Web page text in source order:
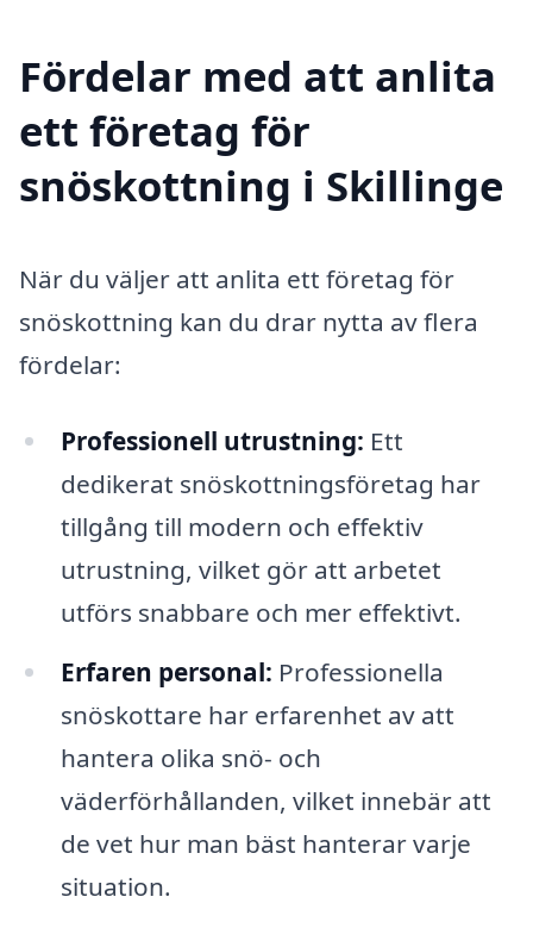
Fördelar med att anlita
ett företag för
snöskottning i Skillinge
När du väljer att anlita ett företag för
snöskottning kan du drar nytta av flera
fördelar:
Professionell utrustning: Ett
dedikerat snöskottningsföretag har
tillgång till modern och effektiv
utrustning, vilket gör att arbetet
utförs snabbare och mer effektivt.
Erfaren personal: Professionella
snöskottare har erfarenhet av att
hantera olika snö- och
väderförhållanden, vilket innebär att
de vet hur man bäst hanterar varje
situation.